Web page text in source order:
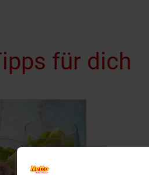
für dich